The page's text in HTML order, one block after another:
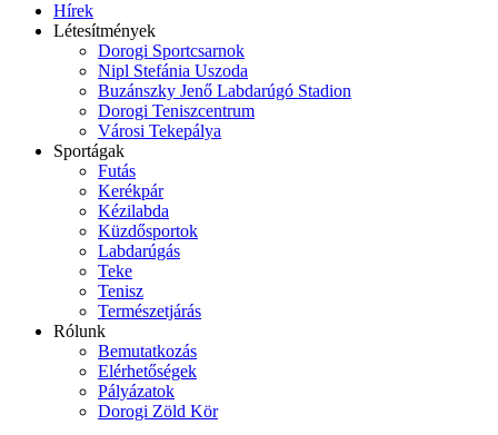
Hírek
Létesítmények
Dorogi Sportcsarnok
Nipl Stefánia Uszoda
Buzánszky Jenő Labdarúgó Stadion
Dorogi Teniszcentrum
Városi Tekepálya
Sportágak
Futás
Kerékpár
Kézilabda
Küzdősportok
Labdarúgás
Teke
Tenisz
Természetjárás
Rólunk
Bemutatkozás
Elérhetőségek
Pályázatok
Dorogi Zöld Kör